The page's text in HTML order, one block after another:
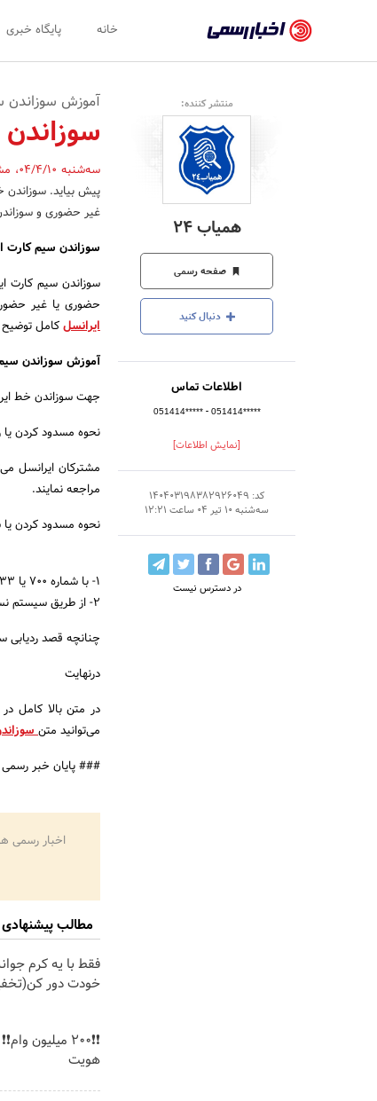
رسمی
-
اخبار
تایید
شده
شرکت‌ها،
سازمان‌ها
و
روابط
عمومی‌ها
خانه پایگاه خبری
منتشر کننده:
همیاب ۲۴
صفحه رسمی
دنبال کنید
اطلاعات تماس
051414***** - 051414*****
[نمایش اطلاعات]
کد: 140403198382926049
سه‌شنبه 10 تیر 04 ساعت 12:21
در دسترس نیست
آموزش سوزاندن
سه‌شنبه 04/4/10 ،
پیش بیاید.
غیر حضوری و
سوزاندن سیم کارت
سوزاندن سیم کارت
حضوری یا غیر
ایرانسلکامل توضیح
آموزش سوزاندن
جهت سوزاندن خط
نحوه مسدود کردن
مشترکان ایرانسل
مراجعه نمایند.
نحوه مسدود کردن
1- با شماره ۷۰۰ یا ۷۰۳۳ (از خط ایرانسل) یا ۰۹۳۷۷۰۰۰۰۰۰ یا ۰۹۳۷۷۰۳۳۰۰۰ (از سایر خطوط) تماس بگیرید.
2- از طریق سیستم نسخه وب ایرانسل‌من
چنانچه قصد ردیابی
درنهایت
در متن بالا کامل
می‌توانید متن
### پایان خبر رسمی
اخبار رسمی
مطالب پیشنهادی
فقط با یه کرم
خودت دور
❗❗200 میلیون
هویت